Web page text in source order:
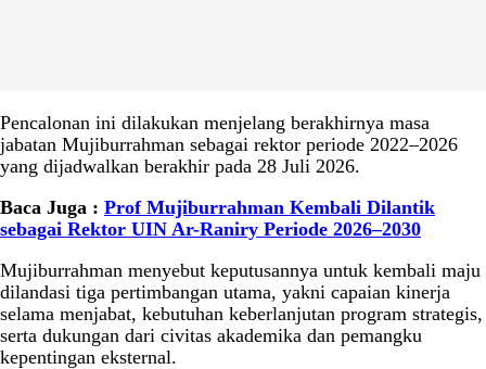
Pencalonan ini dilakukan menjelang berakhirnya masa
jabatan Mujiburrahman sebagai rektor periode 2022–2026
yang dijadwalkan berakhir pada 28 Juli 2026.
Baca Juga : Prof Mujiburrahman Kembali Dilantik
sebagai Rektor UIN Ar-Raniry Periode 2026–2030
Mujiburrahman menyebut keputusannya untuk kembali maju
dilandasi tiga pertimbangan utama, yakni capaian kinerja
selama menjabat, kebutuhan keberlanjutan program strategis,
serta dukungan dari civitas akademika dan pemangku
kepentingan eksternal.